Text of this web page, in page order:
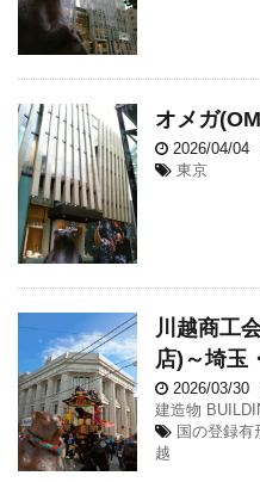
オメガ
2026/04/04
東京
川越商工
店)～埼玉
2026/03/30
建造物
国の登録有
越